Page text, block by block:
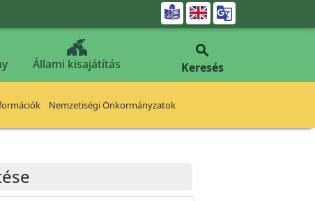

Állami kisajátítás

Keresés
Nemzetiségi Önkormányzatok